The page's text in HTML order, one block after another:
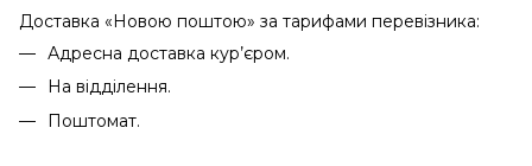
Доставка «Новою поштою» за тарифами перевізника:
Адресна доставка кур’єром.
На відділення.
Поштомат.